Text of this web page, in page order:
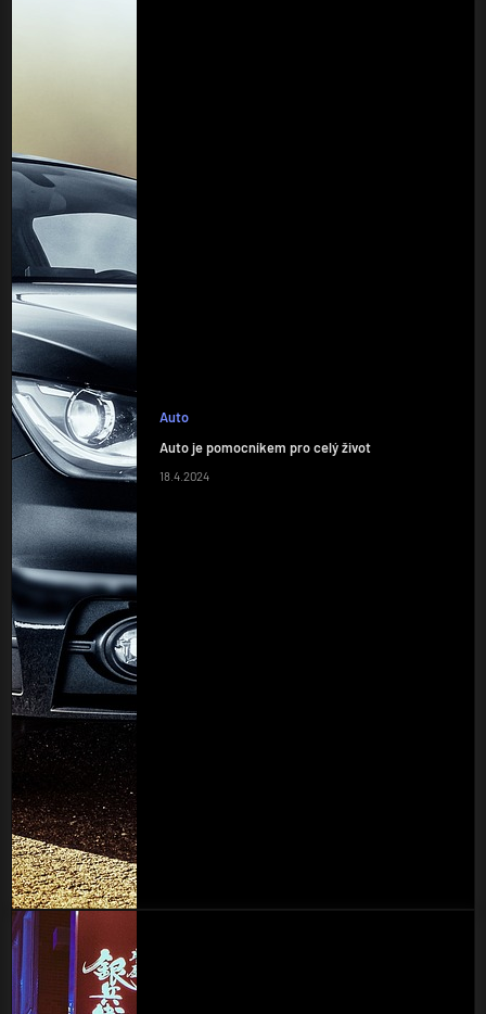
Auto
Auto je pomocníkem pro celý život
18.4.2024